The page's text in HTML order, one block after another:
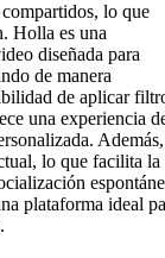
lo que
Holla es una
diseñada para
de manera
de aplicar
una experiencia
Además,
lo que facilita la
plataforma ideal